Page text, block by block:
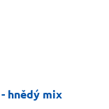
hnědý mix